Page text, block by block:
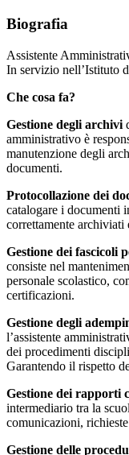
Biografia
Assistente
In servizio nell’Istituto
Che cosa fa?
Gestione degli archivi
amministrativo è
manutenzione degli
documenti.
Protocollazione dei
catalogare i documenti
correttamente archiviati
Gestione dei fascicoli
consiste nel
personale scolastico,
certificazioni.
Gestione degli
l’assistente
dei procedimenti
Garantendo il rispetto
Gestione dei rapporti
intermediario tra la
comunicazioni,
Gestione delle